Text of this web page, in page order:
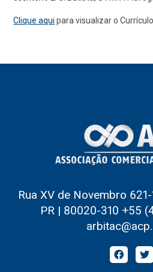
Clique aqui para visualizar o
Rua XV de Novembro
PR | 80020-310 +55